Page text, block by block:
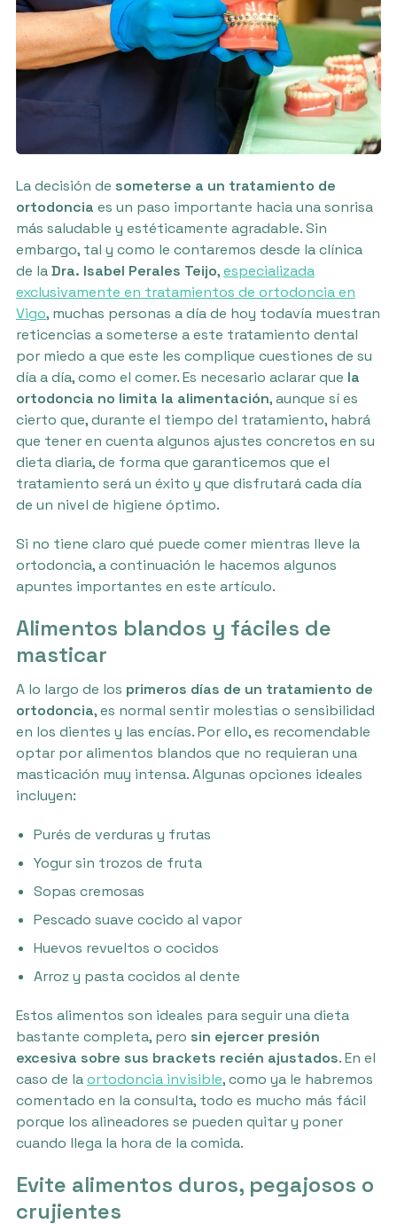
La decisión de someterse a un tratamiento de
ortodoncia es un paso importante hacia una sonrisa
más saludable y estéticamente agradable. Sin
embargo, tal y como le contaremos desde la clínica
de laDra. Isabel Perales Teijo,especializada
exclusivamente en tratamientos de ortodoncia en
Vigo, muchas personas a día de hoy todavía muestran
reticencias a someterse a este tratamiento dental
por miedo a que este les complique cuestiones de su
día a día, como el comer. Es necesario aclarar que la
ortodoncia no limita la alimentación, aunque sí es
cierto que, durante el tiempo del tratamiento, habrá
que tener en cuenta algunos ajustes concretos en su
dieta diaria, de forma que garanticemos que el
tratamiento será un éxito y que disfrutará cada día
de un nivel de higiene óptimo.
Si no tiene claro qué puede comer mientras lleve la
ortodoncia, a continuación le hacemos algunos
apuntes importantes en este artículo.
Alimentos blandos y fáciles de
masticar
A lo largo de los primeros días de un tratamiento de
ortodoncia, es normal sentir molestias o sensibilidad
en los dientes y las encías. Por ello, es recomendable
optar por alimentos blandos que no requieran una
masticación muy intensa. Algunas opciones ideales
incluyen:
Purés de verduras y frutas
Yogur sin trozos de fruta
Sopas cremosas
Pescado suave cocido al vapor
Huevos revueltos o cocidos
Arroz y pasta cocidos al dente
Estos alimentos son ideales para seguir una dieta
bastante completa, pero sin ejercer presión
excesiva sobre sus brackets recién ajustados. En el
caso de laortodoncia invisible, como ya le habremos
comentado en la consulta, todo es mucho más fácil
porque los alineadores se pueden quitar y poner
cuando llega la hora de la comida.
Evite alimentos duros, pegajosos o
crujientes